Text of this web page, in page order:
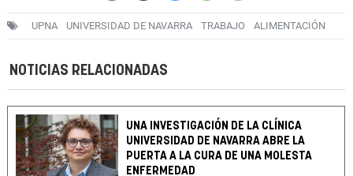
UPNA UNIVERSIDAD DE NAVARRA TRABAJO ALIMENTACIÓN
NOTICIAS RELACIONADAS
UNA INVESTIGACIÓN DE LA CLÍNICA
UNIVERSIDAD DE NAVARRA ABRE LA
PUERTA A LA CURA DE UNA MOLESTA
ENFERMEDAD